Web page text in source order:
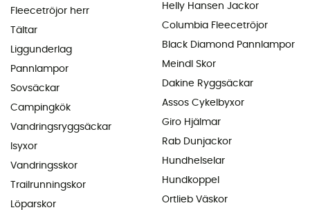
Fleecetröjor herr
Tältar
Liggunderlag
Pannlampor
Sovsäckar
Campingkök
Vandringsryggsäckar
Isyxor
Vandringsskor
Trailrunningskor
Löparskor
Helly Hansen Jackor
Columbia Fleecetröjor
Black Diamond Pannlampor
Meindl Skor
Dakine Ryggsäckar
Assos Cykelbyxor
Giro Hjälmar
Rab Dunjackor
Hundhelselar
Hundkoppel
Ortlieb Väskor